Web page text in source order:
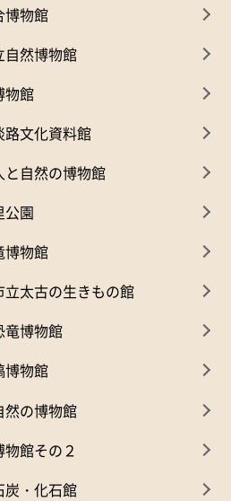
博物館
自然博物館
物館
文化資料館
自然の博物館
公園
博物館
太古の生きもの館
博物館
博物館
然の博物館
館その２
炭・化石館